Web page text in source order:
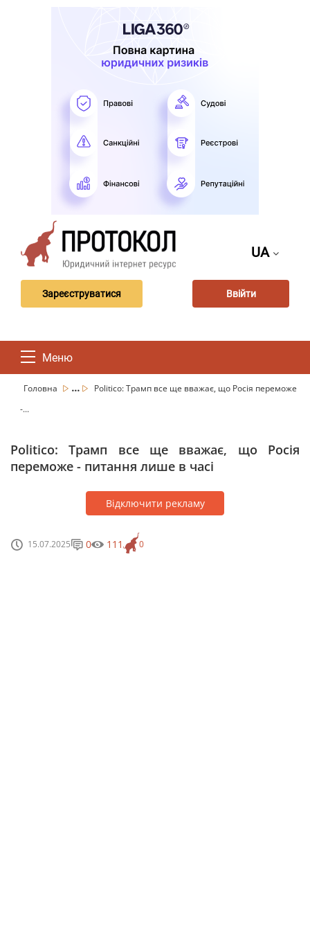
UA
Зареєструватися Ввійти
Меню
Головна ...
Politico: Трамп все ще вважає, що Росія переможе
-...
Politico: Трамп все ще вважає, що Росія
переможе - питання лише в часі
Відключити рекламу
15.07.2025 0
0 111